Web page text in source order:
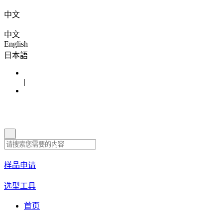
中文
中文
English
日本語
|
样品申请
选型工具
首页